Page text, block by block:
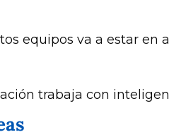
equipos va a estar en
trabaja con